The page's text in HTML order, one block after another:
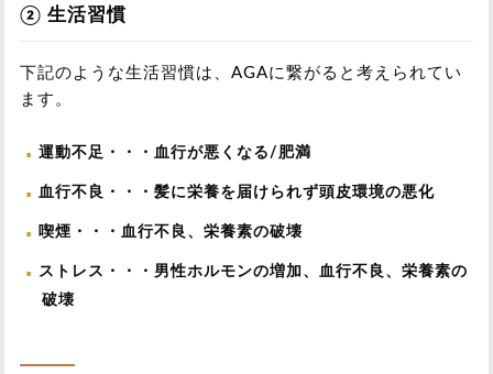
② 生活習慣
下記のような生活習慣は、AGAに繋がると考えられてい
ます。
運動不足 ・・・血行が悪くなる/肥満
血行不良 ・・・髪に栄養を届けられず頭皮環境の悪化
喫煙 ・・・血行不良、栄養素の破壊
ストレス ・・・男性ホルモンの増加、血行不良、栄養素の
破壊